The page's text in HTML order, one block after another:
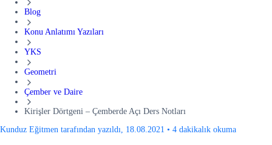
Blog
Konu Anlatımı Yazıları
YKS
Geometri
Çember ve Daire
Kirişler Dörtgeni – Çemberde Açı Ders Notları
Kunduz Eğitmen tarafından yazıldı, 18.08.2021 • 4 dakikalık okuma